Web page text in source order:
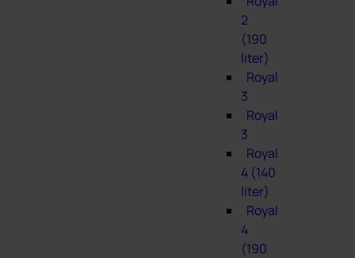
2
(190
liter)
Royal
3
Royal
3
Royal
4 (140
liter)
Royal
4
(190